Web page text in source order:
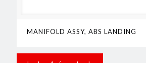
MANIFOLD ASSY, ABS LANDING